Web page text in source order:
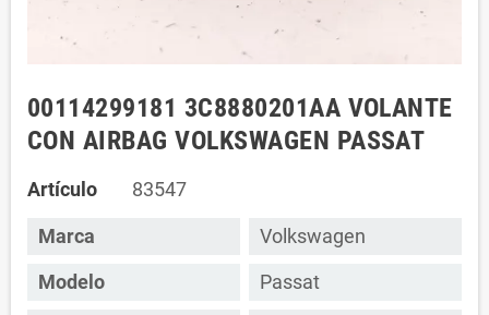
00114299181 3C8880201AA VOLANTE
CON AIRBAG VOLKSWAGEN PASSAT
Artículo 83547
Marca
Volkswagen
Modelo
Passat